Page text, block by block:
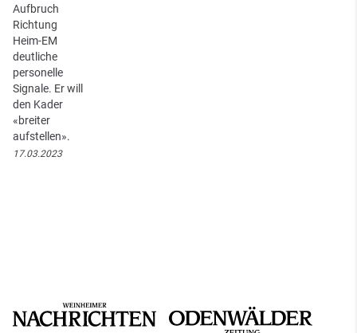
Aufbruch
Richtung
Heim-EM
deutliche
personelle
Signale. Er will
den Kader
«breiter
aufstellen».
17.03.2023